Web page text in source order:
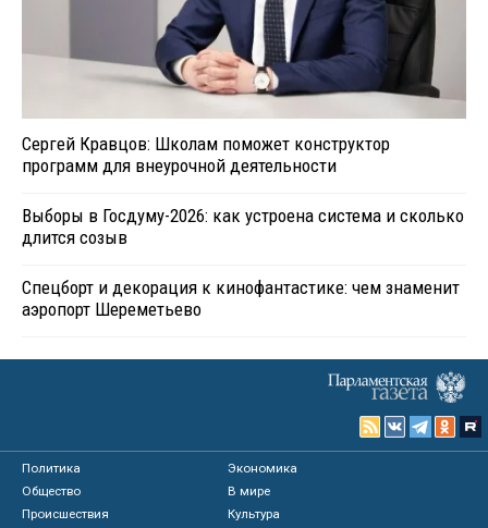
Сергей Кравцов: Школам поможет конструктор
программ для внеурочной деятельности
Выборы в Госдуму-2026: как устроена система и сколько
длится созыв
Спецборт и декорация к кинофантастике: чем знаменит
аэропорт Шереметьево
Политика
Экономика
Общество
В мире
Происшествия
Культура